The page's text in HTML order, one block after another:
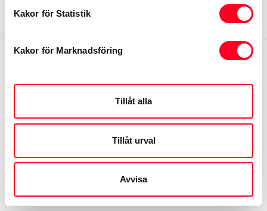
Kakor för Statistik
Kakor för Marknadsföring
Tillåt alla
Tillåt urval
Avvisa